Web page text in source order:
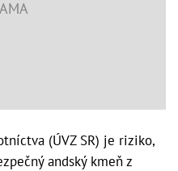
(ÚVZ SR) je riziko,
andský kmeň z